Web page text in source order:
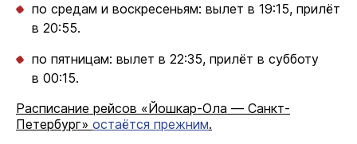
по средам и воскресеньям: вылет в 19:15, прилёт
в 20:55.
по пятницам: вылет в 22:35, прилёт в субботу
в 00:15.
Расписание рейсов «Йошкар-Ола — Санкт-
Петербург» остаётся прежним.